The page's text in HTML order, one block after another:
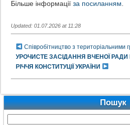
Більше інформації за посиланням
Updated: 01.07.2026 at 11:28
Співробітництво з
УРОЧИСТЕ ЗАСІДАННЯ ВЧЕНОЇ РАДИ
РІЧЧЯ КОНСТИТУЦІЇ УКРАЇНИ
Пошук